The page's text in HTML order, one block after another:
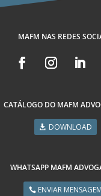
MAFM NAS REDES
CATÁLOGO DO MAFM
DOWNLOAD
WHATSAPP MAFM
ENVIAR MENSAGEM